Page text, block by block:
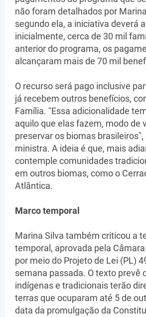
não foram detalhados por
segundo ela, a iniciativa deverá
inicialmente, cerca de 30 mil
anterior do programa, os
alcançaram mais de 70 mil
O recurso será pago inclusive
já recebem outros benefícios,
Família. "Essa adicionalidade
aquilo que elas fazem, modo de
preservar os biomas brasileiros",
ministra. A ideia é que, mais
contemple comunidades
em outros biomas, como o
Atlântica.
Marco temporal
Marina Silva também criticou a
temporal, aprovada pela
por meio do Projeto de Lei (PL)
semana passada. O texto prevê
indígenas e tradicionais terão
terras que ocuparam até 5 de
data da promulgação da